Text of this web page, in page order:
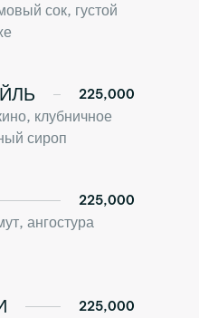
сок, густой
225,000
клубничное
сироп
225,000
ангостура
225,000